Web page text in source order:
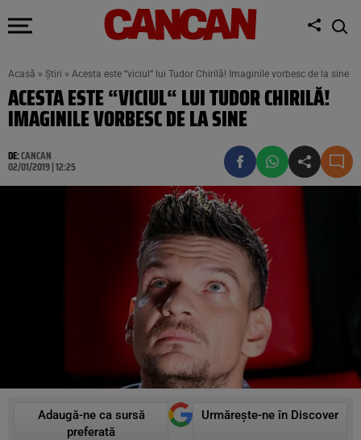
Acasă » Știri » Acesta este “viciul“ lui Tudor Chirilă! Imaginile vorbesc de la sine
ACESTA ESTE “VICIUL“ LUI TUDOR CHIRILĂ!
IMAGINILE VORBESC DE LA SINE
DE:CANCAN
02/01/2019 | 12:25
Adaugă-ne ca sursă
preferată
Urmărește-ne în Discover